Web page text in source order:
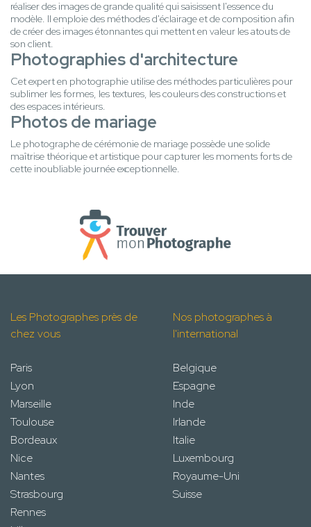
réaliser des images de grande qualité qui saisissent l'essence du
modèle. Il emploie des méthodes d'éclairage et de composition afin
de créer des images étonnantes qui mettent en valeur les atouts de
son client.
Photographies d'architecture
Cet expert en photographie utilise des méthodes particulières pour
sublimer les formes, les textures, les couleurs des constructions et
des espaces intérieurs.
Photos de mariage
Le photographe de cérémonie de mariage possède une solide
maîtrise théorique et artistique pour capturer les moments forts de
cette inoubliable journée exceptionnelle.
Les Photographes près de
chez vous
Paris
Lyon
Marseille
Toulouse
Bordeaux
Nice
Nantes
Strasbourg
Rennes
Nos photographes à
l'international
Belgique
Espagne
Inde
Irlande
Italie
Luxembourg
Royaume-Uni
Suisse